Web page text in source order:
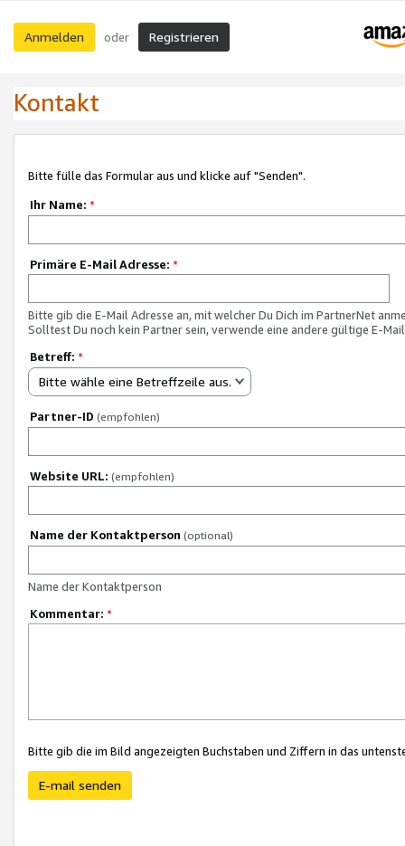
Anmelden oder Registrieren
Kontakt
Bitte fülle das Formular aus und klicke auf "Senden".
Ihr Name: *
Primäre E-Mail Adresse: *
Bitte gib die E-Mail Adresse an, mit welcher Du Dich im PartnerNet
Solltest Du noch kein Partner sein, verwende eine andere gültige E-
Betreff: *
Bitte wähle eine Betreffzeile aus.
Partner-ID (empfohlen)
Website URL: (empfohlen)
Name der Kontaktperson (optional)
Name der Kontaktperson
Kommentar: *
Bitte gib die im Bild angezeigten Buchstaben und Ziffern in das
E-mail senden